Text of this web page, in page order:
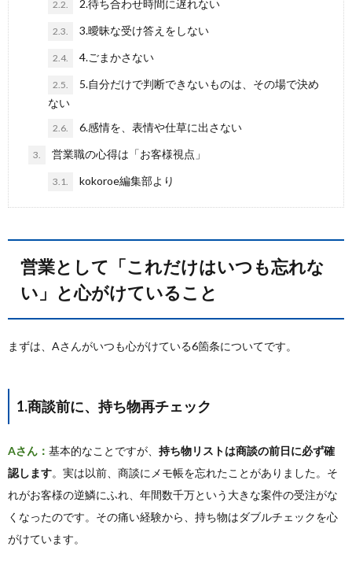
2.2. 2.待ち合わせ時間に遅れない
2.3. 3.曖昧な受け答えをしない
2.4. 4.ごまかさない
2.5.
5.自分だけで判断できないものは、その場で決め
ない
2.6. 6.感情を、表情や仕草に出さない
3. 営業職の心得は「お客様視点」
3.1. kokoroe編集部より
営業として「これだけはいつも忘れな
い」と心がけていること
まずは、Aさんがいつも心がけている6箇条についてです。
1.商談前に、持ち物再チェック
Aさん： 基本的なことですが、 持ち物リストは商談の前日に必ず確
認します。実は以前、商談にメモ帳を忘れたことがありました。そ
れがお客様の逆鱗にふれ、年間数千万という大きな案件の受注がな
くなったのです。その痛い経験から、持ち物はダブルチェックを心
がけています。